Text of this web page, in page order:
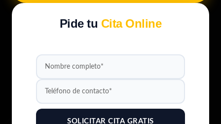
Pide tu Cita Online